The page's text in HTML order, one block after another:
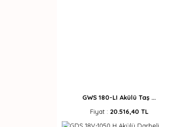
GWS 180-LI Akülü Taş ...
Fiyat : 20.516,40 TL